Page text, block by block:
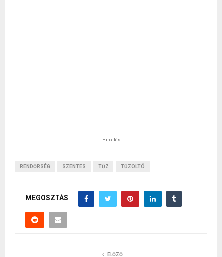
- Hirdetés -
RENDŐRSÉG SZENTES TŰZ TŰZOLTÓ
MEGOSZTÁS
ELŐZŐ